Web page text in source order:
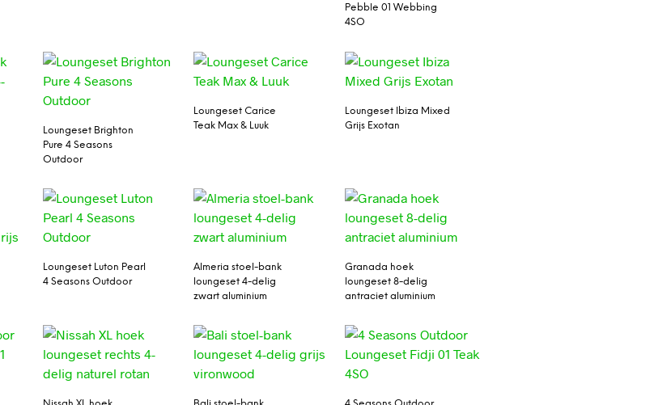
Pebble 01 Webbing
4SO
Loungeset Brighton
Pure 4 Seasons
Outdoor
Loungeset Carice
Teak Max & Luuk
Loungeset Ibiza Mixed
Grijs Exotan
Loungeset Luton Pearl
4 Seasons Outdoor
Almeria stoel-bank
loungeset 4-delig
zwart aluminium
Granada hoek
loungeset 8-delig
antraciet aluminium